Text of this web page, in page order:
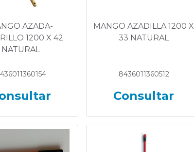
AZADA-
1200 X 42
NATURAL
MANGO AZADILLA 1200 X
33 NATURAL
8436011360512
Consultar